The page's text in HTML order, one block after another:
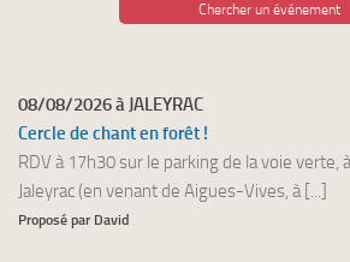
Chercher un événement
08/08/2026 à JALEYRAC
Cercle de chant en forêt !
RDV à 17h30 sur le parking de la voie verte,
Jaleyrac (en venant de Aigues-Vives, à [...]
Proposé par David